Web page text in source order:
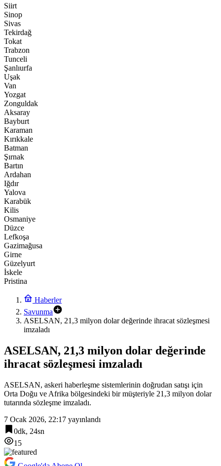
Siirt
Sinop
Sivas
Tekirdağ
Tokat
Trabzon
Tunceli
Şanlıurfa
Uşak
Van
Yozgat
Zonguldak
Aksaray
Bayburt
Karaman
Kırıkkale
Batman
Şırnak
Bartın
Ardahan
Iğdır
Yalova
Karabük
Kilis
Osmaniye
Düzce
Lefkoşa
Gazimağusa
Girne
Güzelyurt
İskele
Pristina
Haberler
Savunma
ASELSAN, 21,3 milyon dolar değerinde ihracat sözleşmesi
imzaladı
ASELSAN, 21,3 milyon dolar değerinde
ihracat sözleşmesi imzaladı
ASELSAN, askeri haberleşme sistemlerinin doğrudan satışı için
Orta Doğu ve Afrika bölgesindeki bir müşteriyle 21,3 milyon dolar
tutarında sözleşme imzaladı.
7 Ocak 2026, 22:17 yayınlandı
0dk, 24sn
15